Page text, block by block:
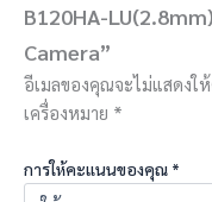
B120HA-
Camera”
อีเมลของคุณจะไม่แสดงใ
เครื่องหมาย *
การให้คะแนนของคุณ *